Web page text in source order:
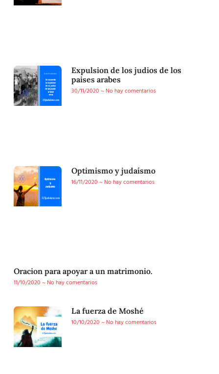
Expulsion de los judios de los
paises arabes
30/11/2020
No hay comentarios
Optimismo y judaísmo
16/11/2020
No hay comentarios
Oracion para apoyar a un matrimonio.
11/10/2020
No hay comentarios
La fuerza de Moshé
10/10/2020
No hay comentarios